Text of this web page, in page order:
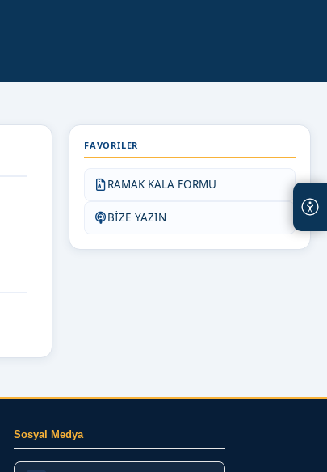
FAVORILER
RAMAK KALA FORMU
BİZE YAZIN
Sosyal Medya